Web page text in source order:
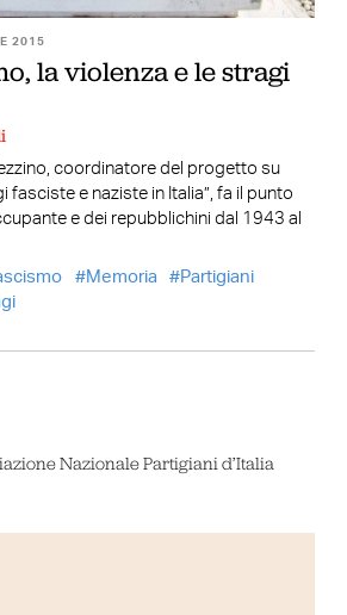
2015
la violenza e le stragi
coordinatore del progetto su
fasciste e naziste in Italia”, fa il punto
e dei repubblichini dal 1943 al
Memoria
Partigiani
Nazionale Partigiani d’Italia